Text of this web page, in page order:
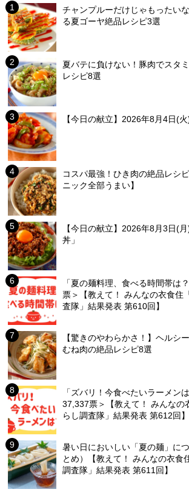
チャンプルーだけじゃもったい
る夏ゴーヤ絶品レシピ3選
夏バテに負けない！豚肉でスタ
レシピ8選
【今日の献立】2026年8月4日(火
コスパ最強！ひき肉の絶品レシ
ニック全部うまい】
【今日の献立】2026年8月3日(
丼」
「夏の麺料理、食べる時間帯は
票＞【教えて！ みんなの衣食住
査隊」結果発表 第610回】
【驚きのやわらかさ！】ヘルシ
むね肉の絶品レシピ8選
「ズバリ！今食べたいラーメン
37,337票＞【教えて！ みんなの
らし調査隊」結果発表 第612回】
暑い日においしい「夏の麺」に
とめ）【教えて！ みんなの衣食
調査隊」結果発表 第611回】